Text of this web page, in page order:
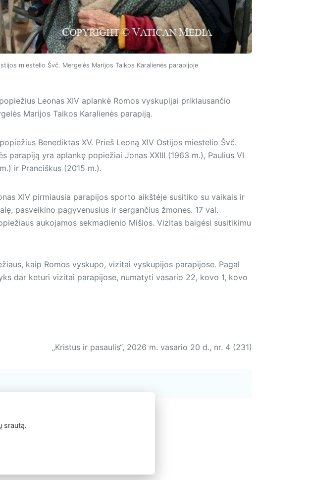
miestelio Švč. Mergelės Marijos Taikos Karalienės parapijoje
Leonas XIV aplan­kė Romos vyskupijai priklausančio
Marijos Taikos Karalienės parapiją.
Benediktas XV. Prieš Leoną XIV Ostijos miestelio Švč.
parapiją yra aplankę popiežiai Jonas XXIII (1963 m.), Paulius VI
ir Pranciškus (2015 m.).
XIV pirmiausia parapijos sporto aikštėje susitiko su vaikais ir
pasveikino pagyvenusius ir sergančius žmones. 17 val.
aukojamos sekmadienio Mišios. Vizitas baigėsi susitikimu
kaip Romos vyskupo, vizitai vyskupijos parapijose. Pagal
dar keturi vizitai parapijose, numatyti vasario 22, kovo 1, kovo
„Kristus ir pasaulis“, 2026 m. vasario 20 d., nr. 4 (231)
srautą.